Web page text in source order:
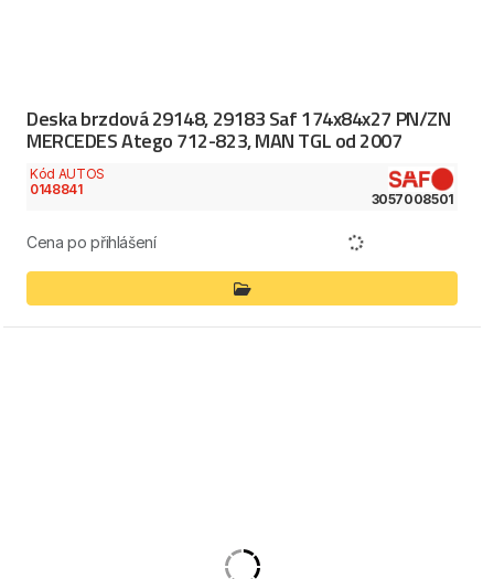
Deska brzdová 29148, 29183 Saf 174x84x27 PN/ZN
MERCEDES Atego 712-823, MAN TGL od 2007
Kód AUTOS
0148841
3057008501
Cena po přihlášení